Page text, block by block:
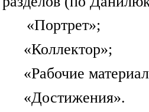
«Портрет»;
«Коллектор»;
«Рабочие
«Достижения».